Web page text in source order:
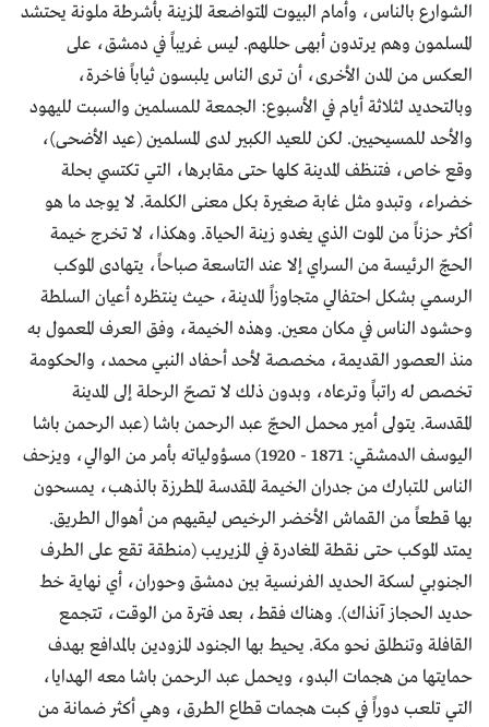
الشوارع بالناس، وأمام البيوت المتواضعة المزينة بأشرطة ملونة يحتشد
المسلمون وهم يرتدون أبهى حللهم. ليس غريباً في دمشق، على
العكس من المدن الأخرى، أن ترى الناس يلبسون ثياباً فاخرة،
وبالتحديد لثلاثة أيام في الأسبوع: الجمعة للمسلمين والسبت لليهود
والأحد للمسيحيين. لكن للعيد الكبير لدى المسلمين (عيد الأضحى)،
وقع خاص، فتنظف المدينة كلها حتى مقابرها، التي تكتسي بحلة
خضراء، وتبدو مثل غابة صغيرة بكل معنى الكلمة. لا يوجد ما هو
أكثر حزناً من الموت الذي يغدو زينة الحياة. وهكذا، لا تخرج خيمة
الحجّ الرئيسة من السراي إلا عند التاسعة صباحاً، يتهادى الموكب
الرسمي بشكل احتفالي متجاوزاً المدينة، حيث ينتظره أعيان السلطة
وحشود الناس في مكان معين. وهذه الخيمة، وفق العرف المعمول به
منذ العصور القديمة، مخصصة لأحد أحفاد النبي محمد، والحكومة
تخصص له راتباً وترعاه، وبدون ذلك لا تصحّ الرحلة إلى المدينة
المقدسة. يتولى أمير محمل الحجّ عبد الرحمن باشا (عبد الرحمن باشا
اليوسف الدمشقي: 1871 - 1920) مسؤولياته بأمر من الوالي، ويزحف
الناس للتبارك من جدران الخيمة المقدسة المطرزة بالذهب، يمسحون
بها قطعاً من القماش الأخضر الرخيص ليقيهم من أهوال الطريق.
يمتد الموكب حتى نقطة المغادرة في المزيريب (منطقة تقع على الطرف
الجنوبي لسكة الحديد الفرنسية بين دمشق وحوران، أي نهاية خط
حديد الحجاز آنذاك). وهناك فقط، بعد فترة من الوقت، تتجمع
القافلة وتنطلق نحو مكة. يحيط بها الجنود المزودين بالمدافع بهدف
حمايتها من هجمات البدو، ويحمل عبد الرحمن باشا معه الهدايا،
التي تلعب دوراً في كبت هجمات قطاع الطرق، وهي أكثر ضمانة من